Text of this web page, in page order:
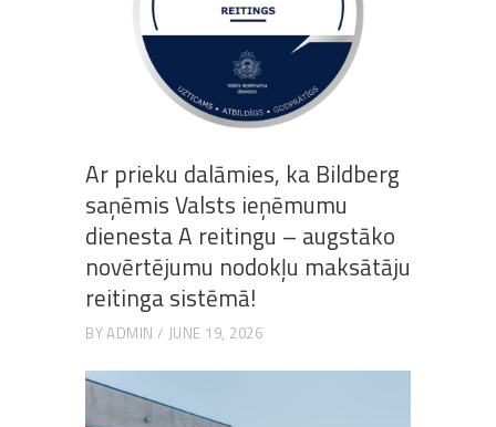
Ar prieku dalāmies, ka Bildberg
saņēmis Valsts ieņēmumu
dienesta A reitingu – augstāko
novērtējumu nodokļu maksātāju
reitinga sistēmā!
BYADMIN JUNE 19, 2026